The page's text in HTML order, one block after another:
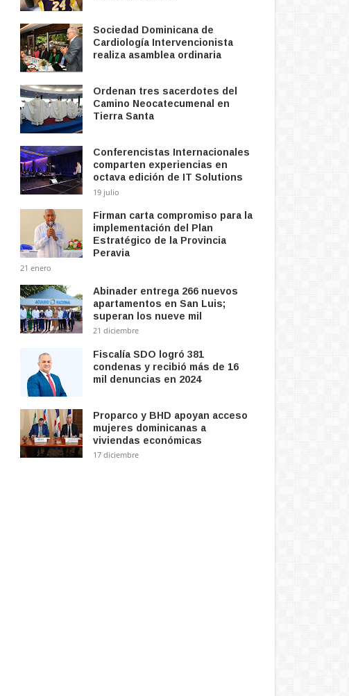
Sociedad Dominicana de
Cardiología Intervencionista
realiza asamblea ordinaria
Ordenan tres sacerdotes del
Camino Neocatecumenal en
Tierra Santa
Conferencistas Internacionales
comparten experiencias en
octava edición de IT Solutions
19 julio
Firman carta compromiso para la
implementación del Plan
Estratégico de la Provincia
Peravia
21 enero
Abinader entrega 266 nuevos
apartamentos en San Luis;
superan los nueve mil
21 diciembre
Fiscalía SDO logró 381
condenas y recibió más de 16
mil denuncias en 2024
Proparco y BHD apoyan acceso
mujeres dominicanas a
viviendas económicas
17 diciembre